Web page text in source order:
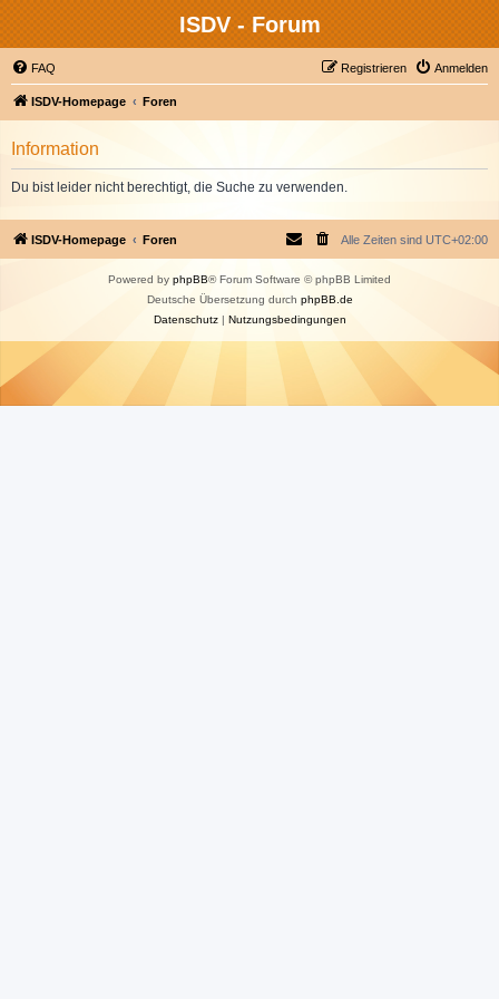
ISDV - Forum
FAQ Anmelden
Registrieren
ISDV-Homepage Foren
Information
Du bist leider nicht berechtigt, die Suche zu verwenden.
ISDV-Homepage Foren Alle Zeiten sind UTC+02:00
Powered by phpBB® Forum Software © phpBB Limited
Deutsche Übersetzung durch phpBB.de
Datenschutz| Nutzungsbedingungen